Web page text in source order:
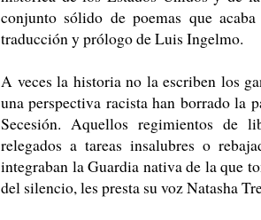
conjunto sólido de poemas que
traducción y prólogo de Luis Ingelmo.
A veces la historia no la escriben los
una perspectiva racista han borrado la
Secesión. Aquellos regimientos de
relegados a tareas insalubres o
integraban la Guardia nativa de la que
del silencio, les presta su voz Natasha